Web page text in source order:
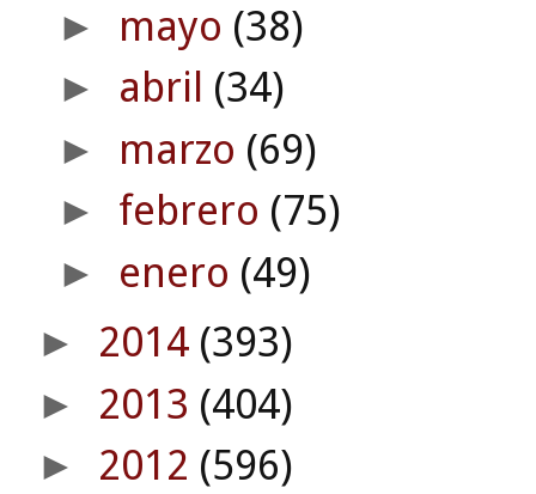
► mayo (38)
► abril (34)
► marzo (69)
► febrero (75)
► enero (49)
► 2014 (393)
► 2013 (404)
► 2012 (596)